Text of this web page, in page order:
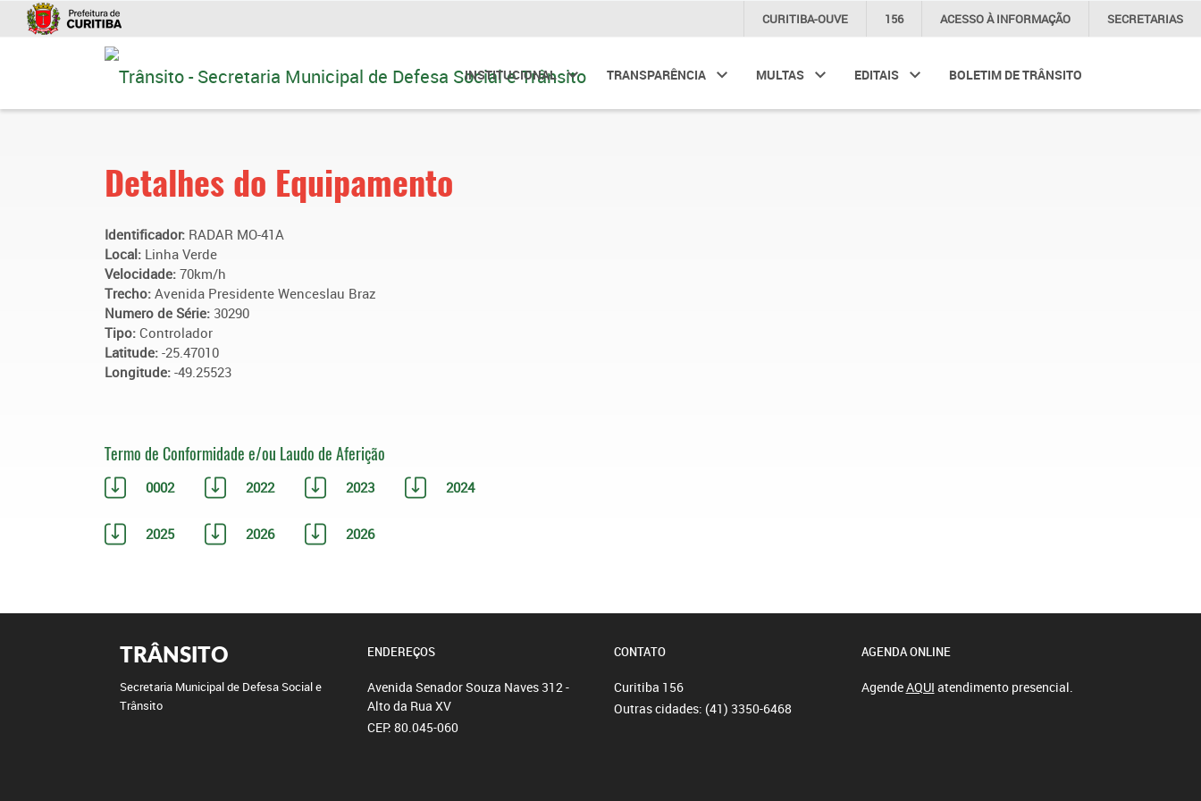
CURITIBA-OUVE 156 ACESSO ÀINFORMAÇÃO SECRETARIAS
INSTITUCIONAL TRANSPARÊNCIA MULTAS EDITAIS BOLETIM DE TRÂNSITO
Detalhes do Equipamento
Identificador: RADAR MO-41A
Local: Linha Verde
Velocidade: 70km/h
Trecho: Avenida Presidente Wenceslau Braz
Numero de Série: 30290
Tipo: Controlador
Latitude: -25.47010
Longitude: -49.25523
Termo de Conformidade e/ou Laudo de Aferição
0002 2022 2023 2024
2025 2026 2026
TRÂNSITO
Secretaria Municipal de Defesa Social e
Trânsito
ENDEREÇOS
Avenida Senador Souza Naves 312 -
Alto da Rua XV
CEP: 80.045-060
CONTATO
Curitiba 156
Outras cidades: (41) 3350-6468
AGENDA ONLINE
AgendeAQUI atendimento presencial.